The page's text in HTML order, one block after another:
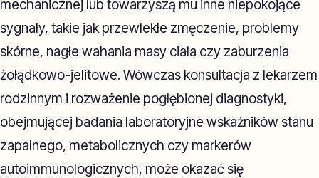
mechanicznej lub towarzyszą mu inne niepokojące
sygnały, takie jak przewlekłe zmęczenie, problemy
skórne, nagłe wahania masy ciała czy zaburzenia
żołądkowo-jelitowe. Wówczas konsultacja z lekarzem
rodzinnym i rozważenie pogłębionej diagnostyki,
obejmującej badania laboratoryjne wskaźników stanu
zapalnego, metabolicznych czy markerów
autoimmunologicznych, może okazać się